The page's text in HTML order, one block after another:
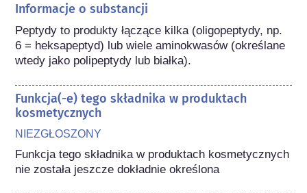
Informacje o substancji
Peptydy to produkty łączące kilka (oligopeptydy, np.
6 = heksapeptyd) lub wiele aminokwasów (określane
wtedy jako polipeptydy lub białka).
Funkcja(-e) tego składnika w produktach
kosmetycznych
NIEZGŁOSZONY
Funkcja tego składnika w produktach kosmetycznych
nie została jeszcze dokładnie określona